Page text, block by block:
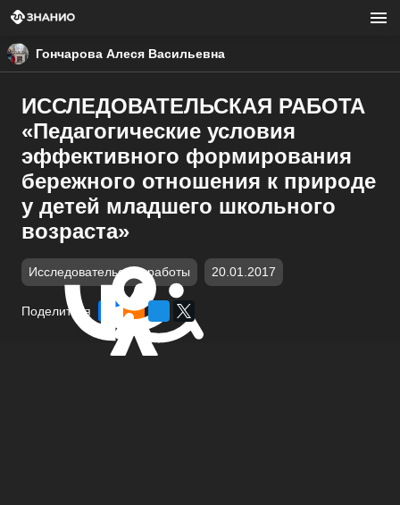
Гончарова Алеся Васильевна
ИССЛЕДОВАТЕЛЬСКАЯ РАБОТА
«Педагогические условия
эффективного формирования
бережного отношения к природе
у детей младшего школьного
возраста»
Исследовательские работы 20.01.2017
Поделиться